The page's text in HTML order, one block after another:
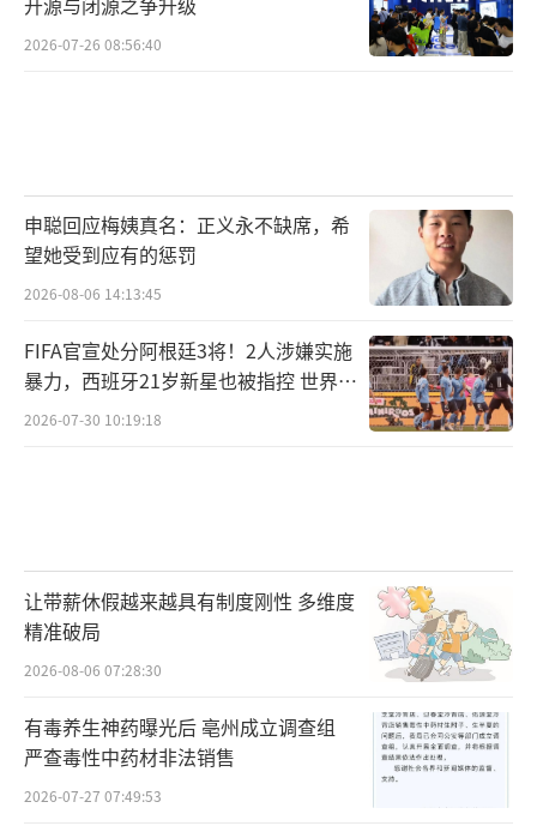
2026-07-26 08:56:40
申聪回应梅姨真名：正义永不缺席，希
望她受到应有的惩罚
2026-08-06 14:13:45
FIFA官宣处分阿根廷3将！2人涉嫌实施
暴力，西班牙21岁新星也被指控 世界杯
决赛冲突后续
2026-07-30 10:19:18
让带薪休假越来越具有制度刚性 多维度
精准破局
2026-08-06 07:28:30
有毒养生神药曝光后 亳州成立调查组
严查毒性中药材非法销售
2026-07-27 07:49:53